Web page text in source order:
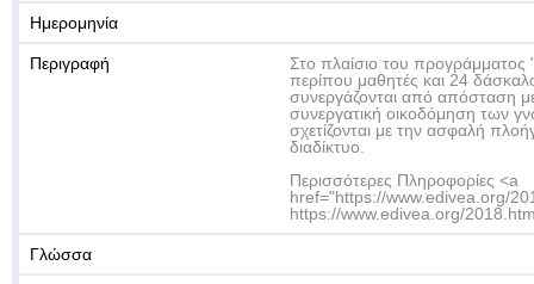
Ημερομηνία
Περιγραφή
Στο πλαίσιο του
περίπου μαθητές και 24
συνεργάζονται από απόσταση
συνεργατική οικοδόμηση των
σχετίζονται με την ασφαλή
διαδίκτυο.
Περισσότερες Πληροφορίες <a
href="https://www.edivea.org/
https://www.edivea.org/
Γλώσσα